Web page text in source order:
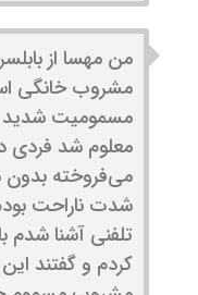
من مهسا از
مشروب خانگی
مسمومیت شدید
معلوم شد فردی
می‌فروخته
شدت ناراحت
تلفنی آشنا شدم
کردم و گفتند